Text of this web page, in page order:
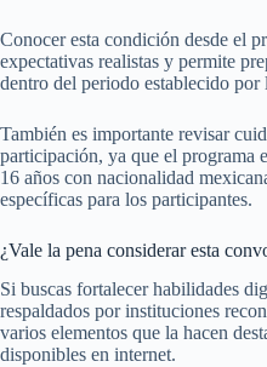
Conocer esta condición desde el
expectativas realistas y permite
dentro del periodo establecido por
También es importante revisar
participación, ya que el programa
16 años con nacionalidad
específicas para los participantes.
¿Vale la pena considerar esta
Si buscas fortalecer habilidades
respaldados por instituciones
varios elementos que la hacen
disponibles en internet.